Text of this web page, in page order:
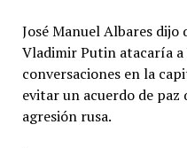
José Manuel Albares dijo
Vladimir Putin atacaría a
conversaciones en la
evitar un acuerdo de paz
agresión rusa.